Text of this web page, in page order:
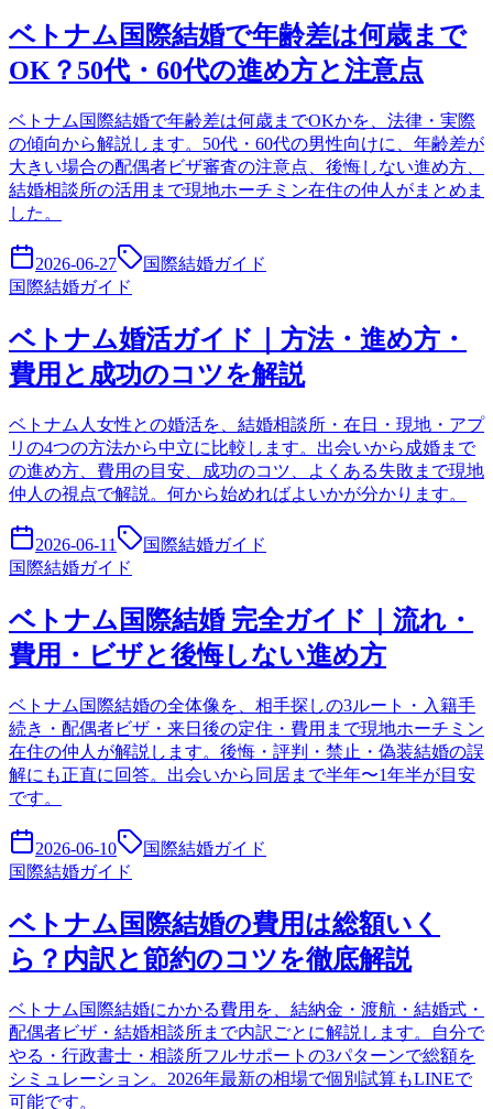
ベトナム国際結婚で年齢差は何歳まで
OK？50代・60代の進め方と注意点
ベトナム国際結婚で年齢差は何歳までOKかを、法律・実際
の傾向から解説します。50代・60代の男性向けに、年齢差が
大きい場合の配偶者ビザ審査の注意点、後悔しない進め方、
結婚相談所の活用まで現地ホーチミン在住の仲人がまとめま
した。
2026-06-27
国際結婚ガイド
国際結婚ガイド
ベトナム婚活ガイド｜方法・進め方・
費用と成功のコツを解説
ベトナム人女性との婚活を、結婚相談所・在日・現地・アプ
リの4つの方法から中立に比較します。出会いから成婚まで
の進め方、費用の目安、成功のコツ、よくある失敗まで現地
仲人の視点で解説。何から始めればよいかが分かります。
2026-06-11
国際結婚ガイド
国際結婚ガイド
ベトナム国際結婚 完全ガイド｜流れ・
費用・ビザと後悔しない進め方
ベトナム国際結婚の全体像を、相手探しの3ルート・入籍手
続き・配偶者ビザ・来日後の定住・費用まで現地ホーチミン
在住の仲人が解説します。後悔・評判・禁止・偽装結婚の誤
解にも正直に回答。出会いから同居まで半年〜1年半が目安
です。
2026-06-10
国際結婚ガイド
国際結婚ガイド
ベトナム国際結婚の費用は総額いく
ら？内訳と節約のコツを徹底解説
ベトナム国際結婚にかかる費用を、結納金・渡航・結婚式・
配偶者ビザ・結婚相談所まで内訳ごとに解説します。自分で
やる・行政書士・相談所フルサポートの3パターンで総額を
シミュレーション。2026年最新の相場で個別試算もLINEで
可能です。